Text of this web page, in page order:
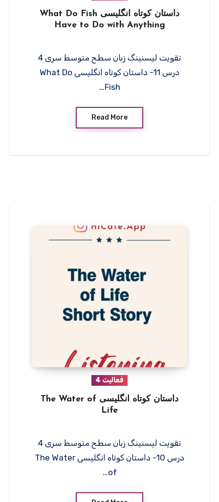
داستان کوتاه انگلیسی What Do Fish
Have to Do with Anything
تقویت لیسنینگ زبان سطح متوسط سری 4
درس 11- داستان کوتاه انگلیسی What Do
Fish…
Read More
فعالیت 4
داستان کوتاه انگلیسی The Water of
Life
تقویت لیسنینگ زبان سطح متوسط سری 4
درس 10- داستان کوتاه انگلیسی The Water
of…